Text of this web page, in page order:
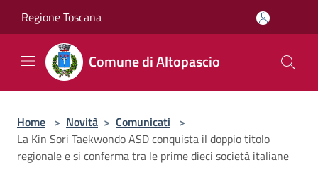
Regione Toscana
Comune di Altopascio
Home > Novità > Comunicati >
La Kin Sori Taekwondo ASD conquista il doppio titolo
regionale e si conferma tra le prime dieci società italiane